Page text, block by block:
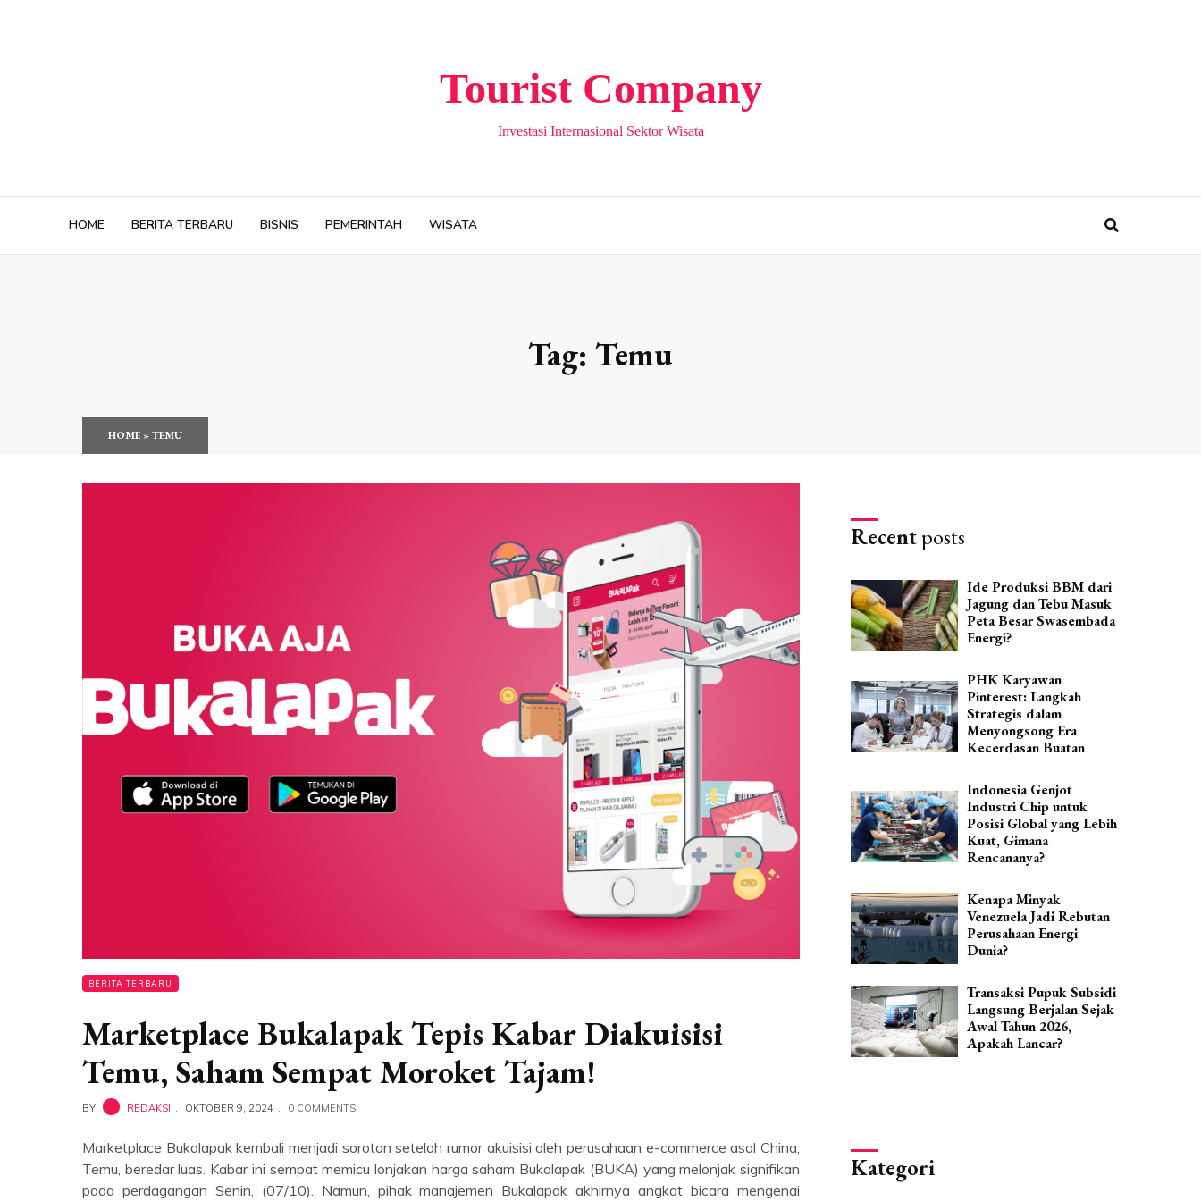
Tourist Company
Investasi Internasional Sektor Wisata
HOME BERITA TERBARU BISNIS PEMERINTAH WISATA
Tag: Temu
HOME»TEMU
BERITA TERBARU
Marketplace Bukalapak Tepis Kabar Diakuisisi
Temu, Saham Sempat Moroket Tajam!
BY REDAKSI OKTOBER 9, 2024 0 COMMENTS
Marketplace Bukalapak kembali menjadi sorotan setelah rumor akuisisi oleh perusahaan e-commerce asal China,
Temu, beredar luas. Kabar ini sempat memicu lonjakan harga saham Bukalapak (BUKA) yang melonjak signifikan
pada perdagangan Senin, (07/10). Namun, pihak manajemen Bukalapak akhirnya angkat bicara mengenai
Recentposts
Ide Produksi BBM dari
Jagung dan Tebu Masuk
Peta Besar Swasembada
Energi?
PHK Karyawan
Pinterest: Langkah
Strategis dalam
Menyongsong Era
Kecerdasan Buatan
Indonesia Genjot
Industri Chip untuk
Posisi Global yang Lebih
Kuat, Gimana
Rencananya?
Kenapa Minyak
Venezuela Jadi Rebutan
Perusahaan Energi
Dunia?
Transaksi Pupuk Subsidi
Langsung Berjalan Sejak
Awal Tahun 2026,
Apakah Lancar?
Kategori